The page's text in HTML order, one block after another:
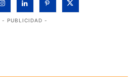
- PUBLICIDAD -